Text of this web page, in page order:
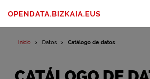
OPENDATA.BIZKAIA.EUS
Inicio Datos Catálogo de datos